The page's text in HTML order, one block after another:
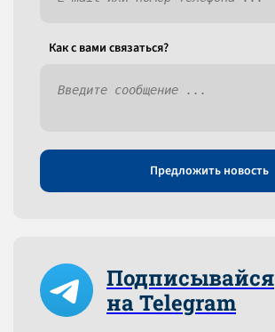
Как c вами связаться?
Предложить новость
Подписывайся
на Telegram